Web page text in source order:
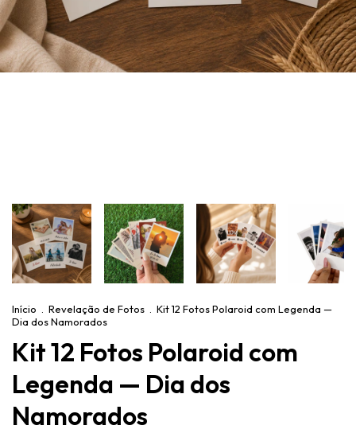
Início . Revelação de Fotos . Kit 12 Fotos Polaroid com Legenda —
Dia dos Namorados
Kit 12 Fotos Polaroid com
Legenda — Dia dos
Namorados